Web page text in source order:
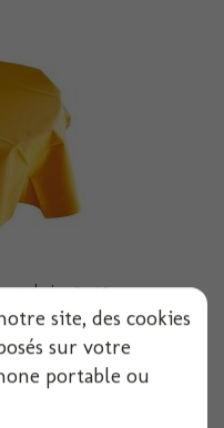
2m40
site, des cookies
sur votre
portable ou